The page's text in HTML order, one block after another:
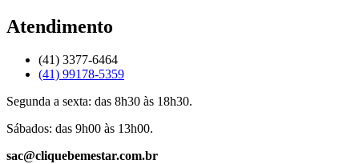
Atendimento
(41) 3377-6464
(41) 99178-5359
Segunda a sexta: das 8h30 às 18h30.
Sábados: das 9h00 às 13h00.
sac@cliquebemestar.com.br